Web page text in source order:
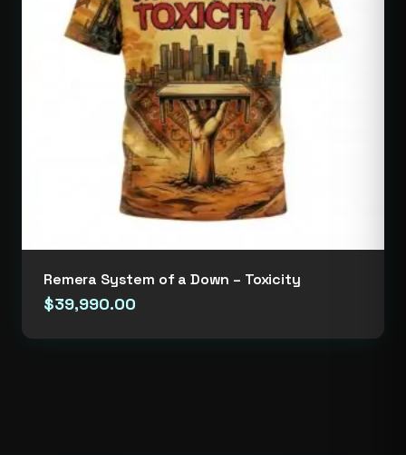
Remera System of a Down – Toxicity
$39,990.00